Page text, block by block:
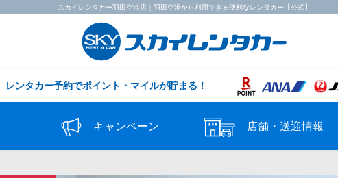
スカイレンタカー羽田空港店｜羽田空港から利用できる便利なレンタカー【公式】
レンタカー予約でポイント・マイルが貯まる！
キャンペーン 店舗・送迎情報